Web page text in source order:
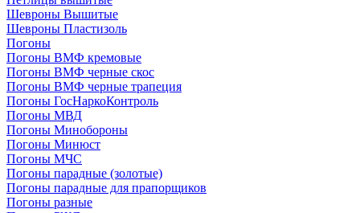
Шевроны Вышитые
Шевроны Пластизоль
Погоны
Погоны ВМФ кремовые
Погоны ВМФ черные скос
Погоны ВМФ черные трапеция
Погоны ГосНаркоКонтроль
Погоны МВД
Погоны Минобороны
Погоны Минюст
Погоны МЧС
Погоны парадные (золотые)
Погоны парадные для прапорщиков
Погоны разные